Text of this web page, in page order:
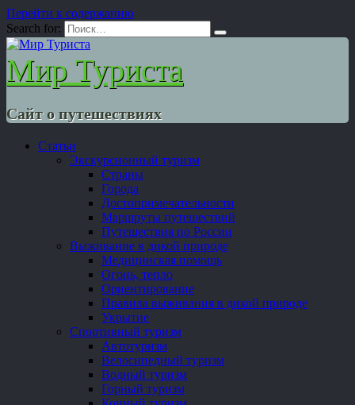
Перейти к содержанию
Search for:
Мир Туриста
Сайт о путешествиях
Статьи
Экскурсионный туризм
Страны
Города
Достопримечательности
Маршруты путешествий
Путешествия по России
Выживание в дикой природе
Медицинская помощь
Огонь, тепло
Ориентирование
Правила выживания в дикой природе
Укрытие
Спортивный туризм
Автотуризм
Велосипедный туризм
Водный туризм
Горный туризм